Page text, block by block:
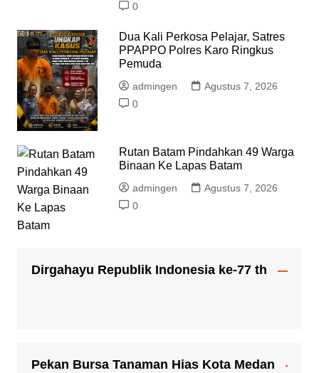
0
Dua Kali Perkosa Pelajar, Satres
PPAPPO Polres Karo Ringkus
Pemuda
admingen
Agustus 7, 2026
0
Rutan Batam Pindahkan 49 Warga
Binaan Ke Lapas Batam
admingen
Agustus 7, 2026
0
Dirgahayu Republik Indonesia ke-77 th
Pekan Bursa Tanaman Hias Kota Medan